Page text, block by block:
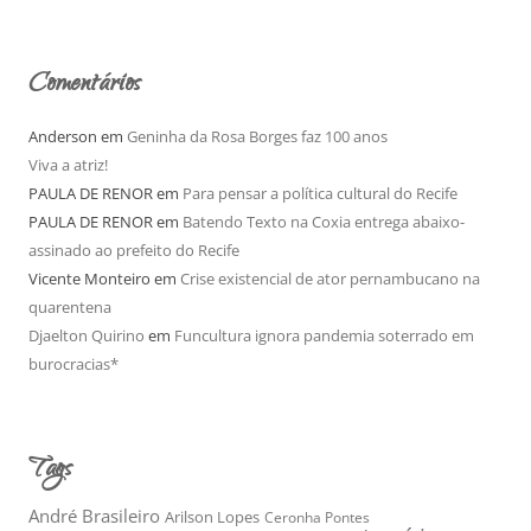
Comentários
Anderson em Geninha da Rosa Borges faz 100 anos
Viva a atriz!
PAULA DE RENORem Para pensar a política cultural do Recife
PAULA DE RENORem Batendo Texto na Coxia entrega abaixo-
assinado ao prefeito do Recife
Vicente Monteiro em Crise existencial de ator pernambucano na
quarentena
Djaelton Quirino em Funcultura ignora pandemia soterrado em
burocracias*
Tags
André Brasileiro Arilson Lopes Ceronha Pontes